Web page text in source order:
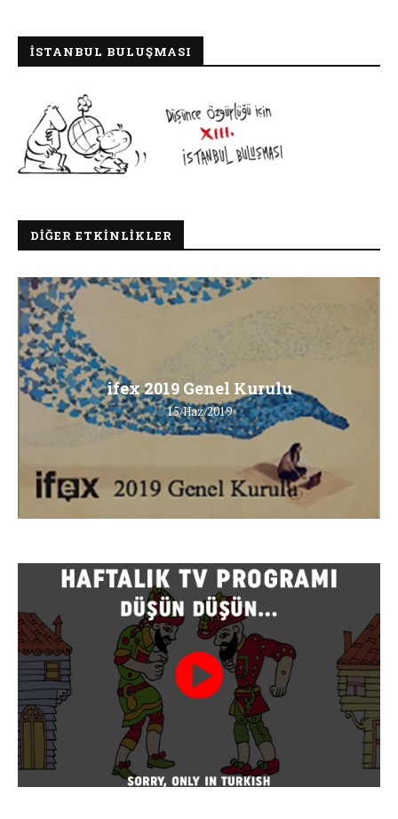
İSTANBUL BULUŞMASI
DIĞER ETKINLIKLER
ifex 2019 Genel Kurulu
15/Haz/2019